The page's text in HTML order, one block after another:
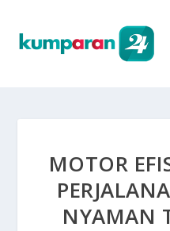
MOTOR
NYAMAN